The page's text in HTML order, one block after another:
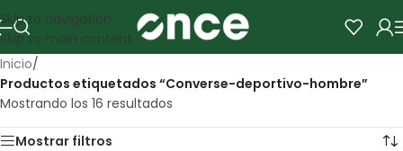
Skip to navigation
Skip to main content
Inicio/
Productos etiquetados “Converse-deportivo-hombre”
Mostrando los 16 resultados
Mostrar filtros